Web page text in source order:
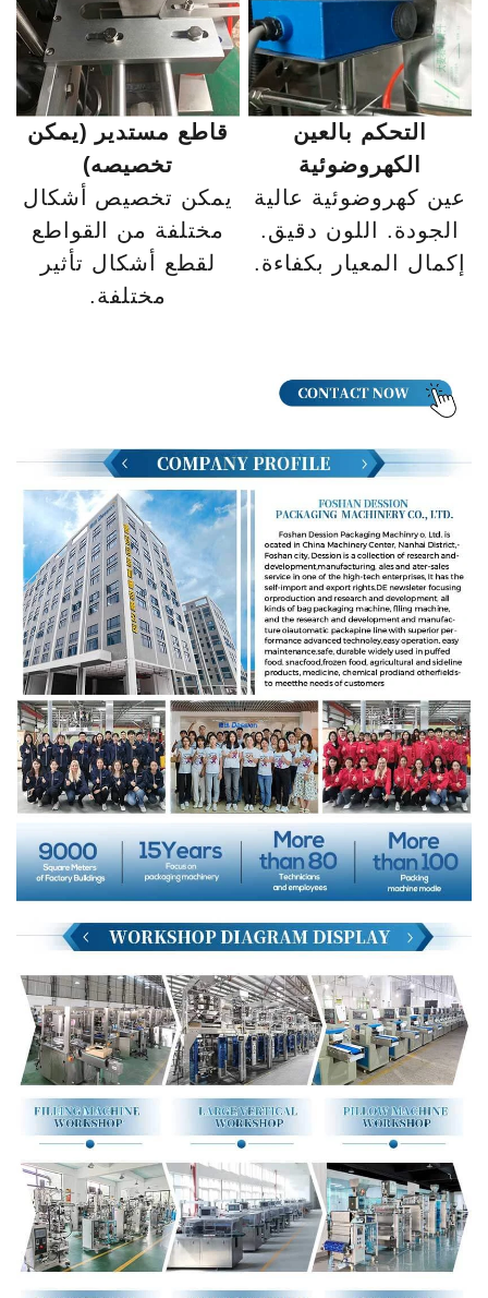
قاطع مستدير (يمكن
تخصيصه)
يمكن تخصيص أشكال
مختلفة من القواطع
لقطع أشكال تأثير
مختلفة.
التحكم بالعين
الكهروضوئية
عين كهروضوئية عالية
الجودة. اللون دقيق.
إكمال المعيار بكفاءة.